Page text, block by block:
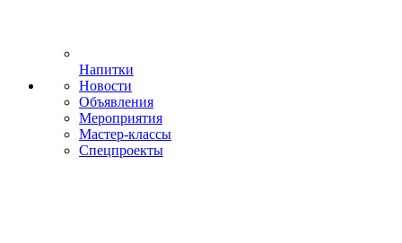
Напитки
Новости
Объявления
Мероприятия
Мастер-классы
Спецпроекты